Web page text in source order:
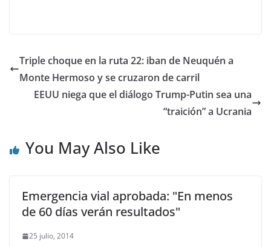
Triple choque en la ruta 22: iban de Neuquén a
Monte Hermoso y se cruzaron de carril
EEUU niega que el diálogo Trump-Putin sea una
“traición” a Ucrania
You May Also Like
Emergencia vial aprobada: "En menos
de 60 días verán resultados"
25 julio, 2014